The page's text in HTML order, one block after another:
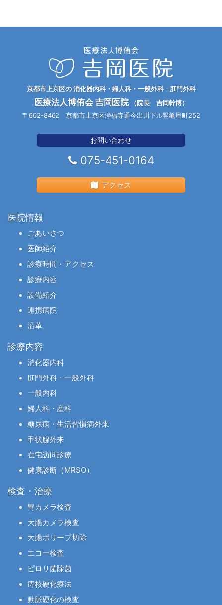
京都市上京区の 消化器内科・婦人科・一般外科・肛門外科
医療法人博侑会 吉岡医院（院長 吉岡幹博）
〒602-8462 京都市上京区浄福寺通今出川下ル竪亀屋町252
お問い合わせ
075-451-0164
アクセス
医院情報
ごあいさつ
医師紹介
診療時間・アクセス
診療内容
設備紹介
連携病院
沿革
診療内容
消化器内科
肛門外科・一般外科
一般内科
婦人科・産科
糖尿病・生活習慣病外来
甲状腺外来
在宅訪問診療
健康診断（MRSO）
検査・治療
胃カメラ検査
大腸カメラ検査
大腸ポリープ切除
エコー検査
ピロリ菌除菌
痔核硬化療法
動脈硬化の検査